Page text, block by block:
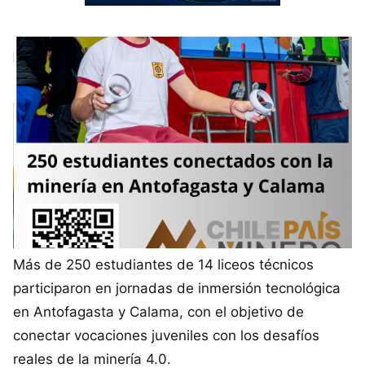
Más de 250 estudiantes de 14 liceos técnicos
participaron en jornadas de inmersión tecnológica
en Antofagasta y Calama, con el objetivo de
conectar vocaciones juveniles con los desafíos
reales de la minería 4.0.